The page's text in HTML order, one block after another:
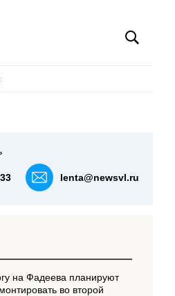
lenta@newsvl.ru
на Фадеева планируют
во второй